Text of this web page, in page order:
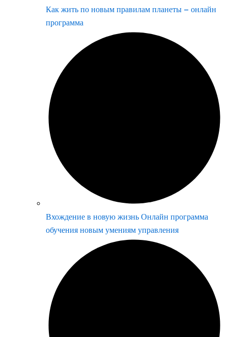
Как жить по новым правилам планеты – онлайн
программа
Вхождение в новую жизнь Онлайн программа
обучения новым умениям управления